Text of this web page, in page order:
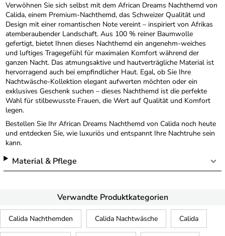
Verwöhnen Sie sich selbst mit dem African Dreams Nachthemd von
Calida, einem Premium-Nachthemd, das Schweizer Qualität und
Design mit einer romantischen Note vereint – inspiriert von Afrikas
atemberaubender Landschaft. Aus 100 % reiner Baumwolle
gefertigt, bietet Ihnen dieses Nachthemd ein angenehm-weiches
und luftiges Tragegefühl für maximalen Komfort während der
ganzen Nacht. Das atmungsaktive und hautverträgliche Material ist
hervorragend auch bei empfindlicher Haut. Egal, ob Sie Ihre
Nachtwäsche-Kollektion elegant aufwerten möchten oder ein
exklusives Geschenk suchen – dieses Nachthemd ist die perfekte
Wahl für stilbewusste Frauen, die Wert auf Qualität und Komfort
legen.
Bestellen Sie Ihr African Dreams Nachthemd von Calida noch heute
und entdecken Sie, wie luxuriös und entspannt Ihre Nachtruhe sein
kann.
Material & Pflege
Verwandte Produktkategorien
Calida Nachthemden Calida Nachtwäsche Calida